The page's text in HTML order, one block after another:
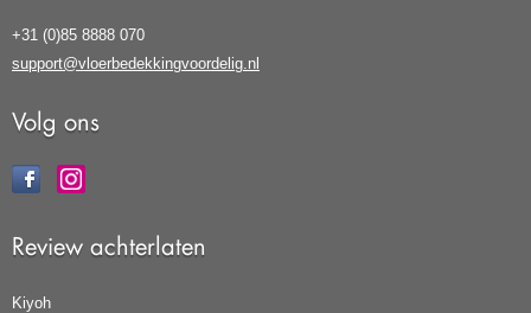
+31 (0)85 8888 070
support@vloerbedekkingvoordelig.nl
Volg ons
Review achterlaten
Kiyoh